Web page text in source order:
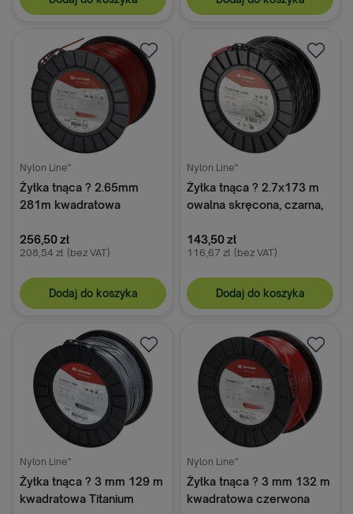
Nylon Line"
Żyłka tnąca ? 2.65mm
281m kwadratowa
256,50 zł
208,54 zł (bez VAT)
Dodaj do koszyka
Nylon Line"
Żyłka tnąca ? 2.7x173 m
owalna skręcona, czarna,
143,50 zł
116,67 zł (bez VAT)
Dodaj do koszyka
Nylon Line"
Żyłka tnąca ? 3 mm 129 m
kwadratowa Titanium
Nylon Line"
Żyłka tnąca ? 3 mm 132 m
kwadratowa czerwona